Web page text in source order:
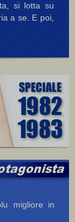
si lotta su
a se. E poi,
migliore in